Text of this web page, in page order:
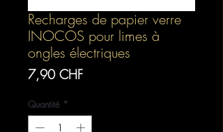
Recharges de papier verre
INOCOS pour limes à
ongles électriques
7,90 CHFPrix
Quantité *